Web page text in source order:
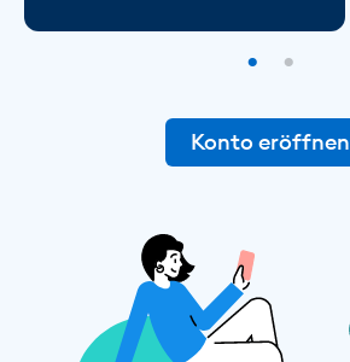
Konto eröffnen